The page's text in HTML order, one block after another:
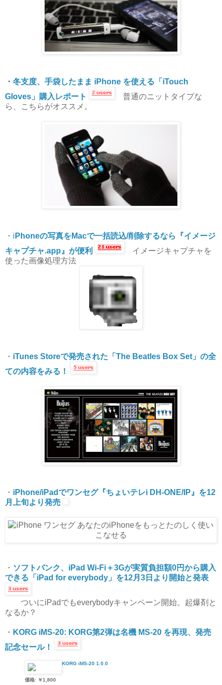
・ 冬支度、手袋したまま iPhone を使える「iTouch
Gloves」購入レポート
普通のニットタイプな
ら、こちらがオススメ。
・ i Phoneの写真をMacで一括読込/削除するなら『イメージ
キャプチャ.app』が便利
イメージキャプチャを
使った画像処理方法
・ iTunes Storeで発売された「The Beatles Box Set」の全
ての内容をみる！
・ iPhone/iPadでワンセグ『ちょいテレi DH-ONE/IP』を12
月上旬より発売
・ ソフトバンク、iPad Wi-Fi＋3Gが実質負担額0円から購入
できる「iPad for everybody」を12月3日より開始と発表
ついにiPadでもeverybodyキャンペーン開始。起爆剤と
なるか？
・ KORG iMS-20: KORG第2弾は名機 MS-20 を再現、発売
記念セール！
KORG iMS-20 1.0.0
価格: ￥1,800